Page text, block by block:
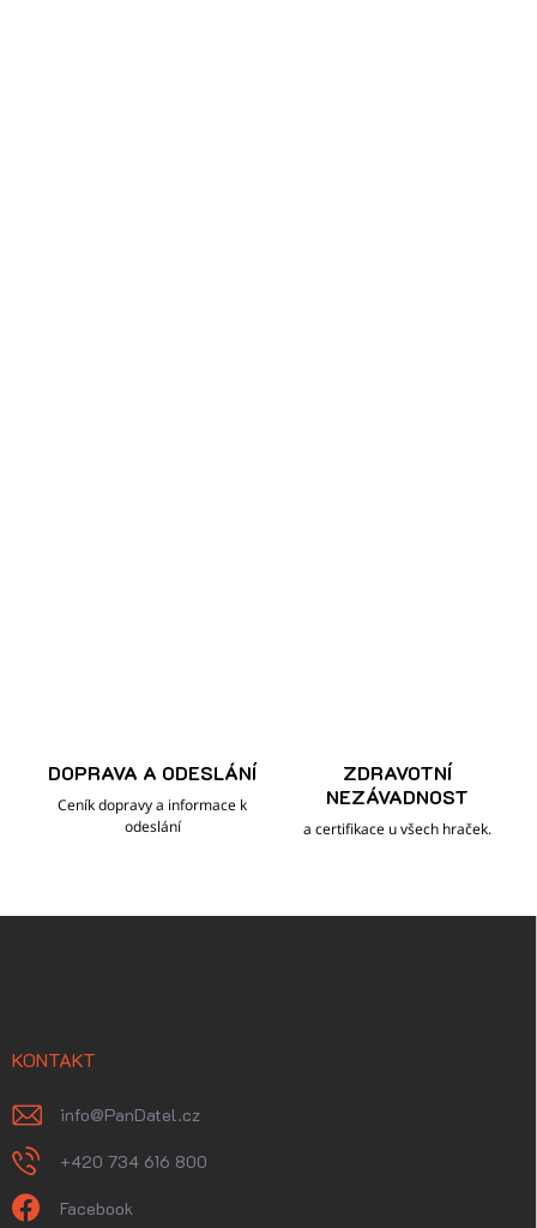
DOPRAVA A ODESLÁNÍ
Ceník dopravy a informace k
odeslání
ZDRAVOTNÍ
NEZÁVADNOST
a certifikace u všech hraček.
KONTAKT
info@PanDatel.cz
+420 734 616 800
Facebook